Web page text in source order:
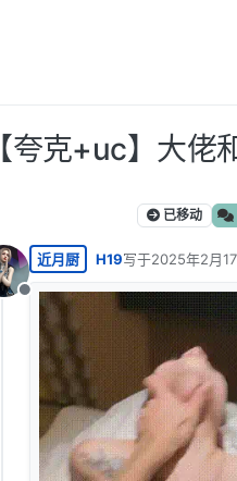
【夸克+uc】大
已移动
离线
近月厨 H19写于2025年2月
最后由 编辑